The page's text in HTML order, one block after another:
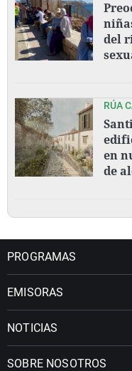
del
RÚA
en
de
PROGRAMAS
EMISORAS
NOTICIAS
SOBRE NOSOTROS